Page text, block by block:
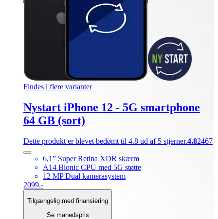
Findes i flere varianter
Nystart iPhone 12 - 5G smartphone
64 GB (sort)
Dette produkt er blevet bedømt til 4.8 ud af 5 stjerner.4.82467
6,1” Super Retina XDR skærm
A14 Bionic CPU med 5G støtte
12 MP Dual kamerasystem
2099.-
Tilgængelig med finansiering
Se månedspris